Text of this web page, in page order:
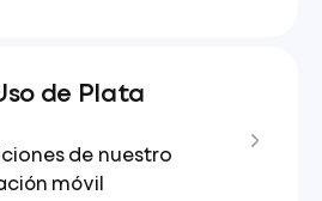
de Plata
de nuestro
móvil